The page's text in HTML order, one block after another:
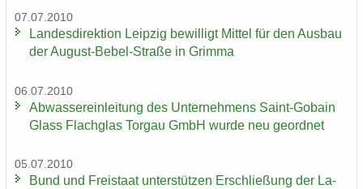
07.07.2010
Lan­des­di­rek­ti­on Leip­zig be­wil­ligt Mit­tel für den Aus­bau
der August-​Bebel-Straße in Grim­ma
06.07.2010
Ab­was­ser­ein­lei­tung des Un­ter­neh­mens Saint-​Gobain
Glass Flach­glas Tor­gau GmbH wurde neu ge­ord­net
05.07.2010
Bund und Frei­staat un­ter­stüt­zen Er­schlie­ßung der La­